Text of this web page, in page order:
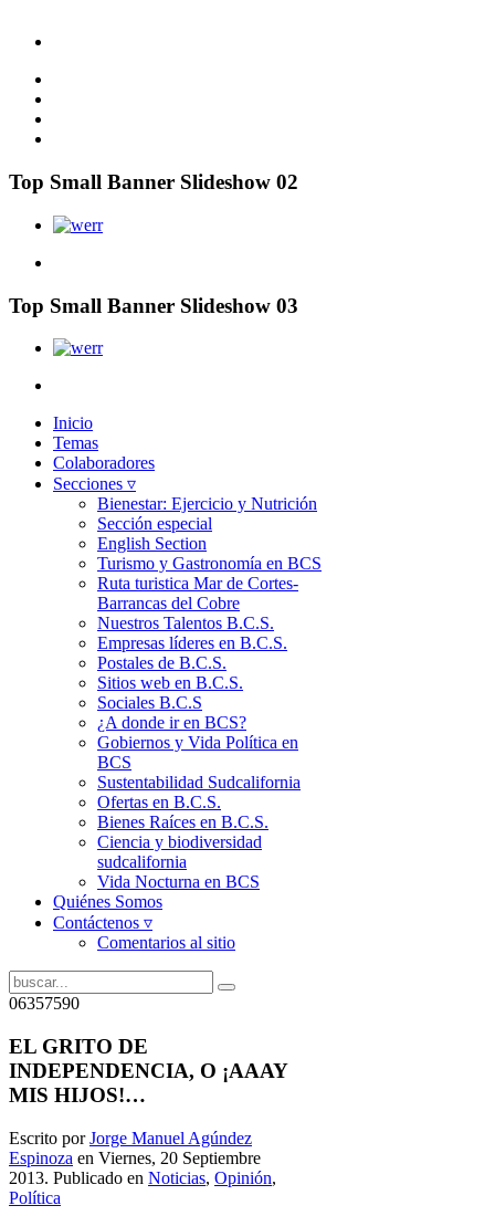
Top Small Banner Slideshow 02
Top Small Banner Slideshow 03
Inicio
Temas
Colaboradores
Secciones ▿
Bienestar: Ejercicio y Nutrición
Sección especial
English Section
Turismo y Gastronomía en BCS
Ruta turistica Mar de Cortes-
Barrancas del Cobre
Nuestros Talentos B.C.S.
Empresas líderes en B.C.S.
Postales de B.C.S.
Sitios web en B.C.S.
Sociales B.C.S
¿A donde ir en BCS?
Gobiernos y Vida Política en
BCS
Sustentabilidad Sudcalifornia
Ofertas en B.C.S.
Bienes Raíces en B.C.S.
Ciencia y biodiversidad
sudcalifornia
Vida Nocturna en BCS
Quiénes Somos
Contáctenos ▿
Comentarios al sitio
06357590
EL GRITO DE
INDEPENDENCIA, O ¡AAAY
MIS HIJOS!…
Escrito porJorge Manuel Agúndez
Espinoza en Viernes, 20 Septiembre
2013. Publicado en Noticias, Opinión,
Política